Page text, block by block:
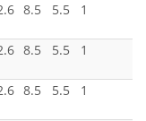
8.5 5.5 1
8.5 5.5 1
8.5 5.5 1